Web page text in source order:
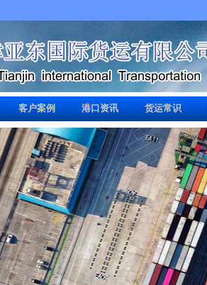
客户案例 港口资讯 货运常识